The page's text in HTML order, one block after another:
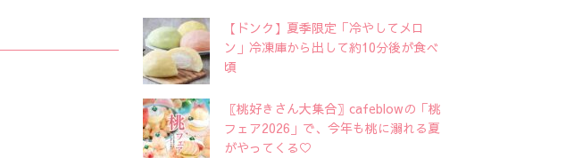
【ドンク】夏季限定「冷やしてメロ
ン」冷凍庫から出して約10分後が食べ
頃
〖桃好きさん大集合〗cafeblowの「桃
フェア2026」で、今年も桃に溺れる夏
がやってくる♡